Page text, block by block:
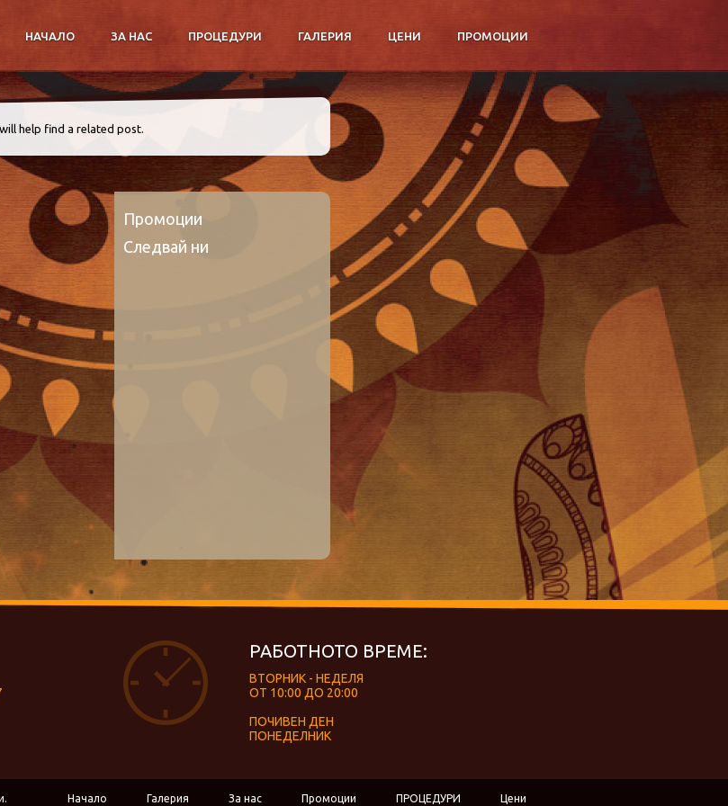
НАЧАЛО ЗА НАС ПРОЦЕДУРИ ГАЛЕРИЯ ЦЕНИ ПРОМОЦИИ
help find a related post.
Промоции
Следвай ни
РАБОТНОТО ВРЕМЕ:
ВТОРНИК - НЕДЕЛЯ
ОТ 10:00 ДО 20:00
ПОЧИВЕН ДЕН
ПОНЕДЕЛНИК
Начало Галерия За нас Промоции ПРОЦЕДУРИ Цени